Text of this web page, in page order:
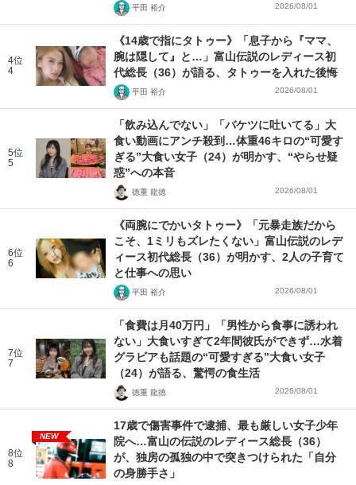
平田 裕介 2026/08/01
4位
4
《14歳で指にタトゥー》「息子から『ママ、
腕は隠して』と…」富山伝説のレディース初
代総長（36）が語る、タトゥーを入れた後悔
平田 裕介 2026/08/01
5位
5
「飲み込んでない」「バケツに吐いてる」大
食い動画にアンチ殺到…体重46キロの“可愛す
ぎる”大食い女子（24）が明かす、“やらせ疑
惑”への本音
徳重 龍徳 2026/08/01
6位
6
《両腕にでかいタトゥー》「元暴走族だから
こそ、1ミリもズレたくない」富山伝説のレデ
ィース初代総長（36）が明かす、2人の子育て
と仕事への思い
平田 裕介 2026/08/01
7位
7
「食費は月40万円」「男性から食事に誘われ
ない」大食いすぎて2年間彼氏ができず…水着
グラビアも話題の“可愛すぎる”大食い女子
（24）が語る、驚愕の食生活
徳重 龍徳 2026/08/01
8位
8
NEW
17歳で傷害事件で逮捕、最も厳しい女子少年
院へ…富山の伝説のレディース総長（36）
が、独房の孤独の中で突きつけられた「自分
の身勝手さ」